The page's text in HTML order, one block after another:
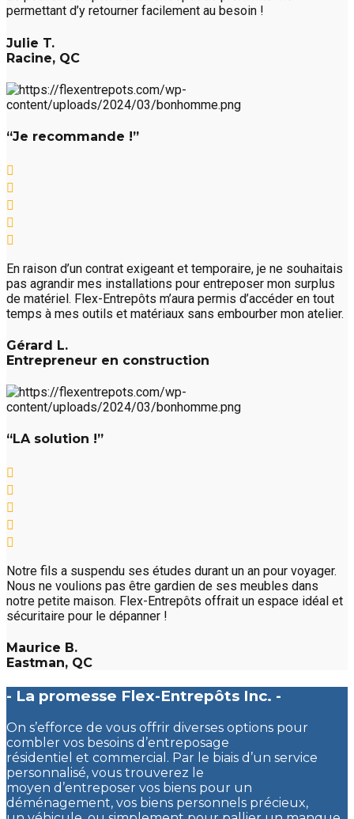
permettant d’y retourner facilement au besoin !
Julie T.
Racine, QC
“Je recommande !”
En raison d’un contrat exigeant et temporaire, je ne souhaitais
pas agrandir mes installations pour entreposer mon surplus
de matériel. Flex-Entrepôts m’aura permis d’accéder en tout
temps à mes outils et matériaux sans embourber mon atelier.
Gérard L.
Entrepreneur en construction
“LA solution !”
Notre fils a suspendu ses études durant un an pour voyager.
Nous ne voulions pas être gardien de ses meubles dans
notre petite maison. Flex-Entrepôts offrait un espace idéal et
sécuritaire pour le dépanner !
Maurice B.
Eastman, QC
- La promesse Flex-Entrepôts Inc. -
On s’efforce de vous offrir diverses options pour
combler vos besoins d’entreposage
résidentiel et commercial. Par le biais d’un service
personnalisé, vous trouverez le
moyen d’entreposer vos biens pour un
déménagement, vos biens personnels précieux,